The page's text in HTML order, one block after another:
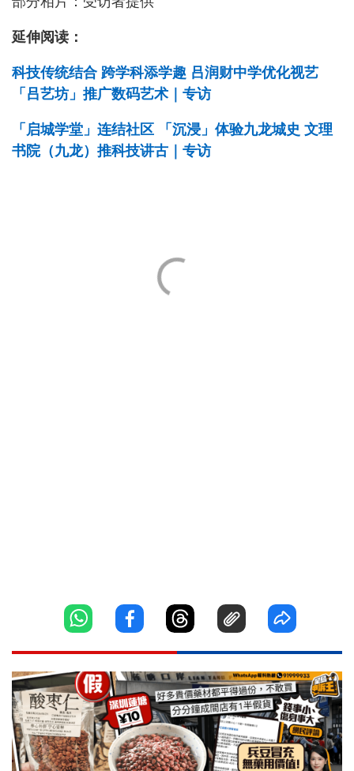
延伸阅读：
科技传统结合 跨学科添学趣 吕润财中学优化视艺
「吕艺坊」推广数码艺术｜专访
「启城学堂」连结社区 「沉浸」体验九龙城史 文理
书院（九龙）推科技讲古｜专访